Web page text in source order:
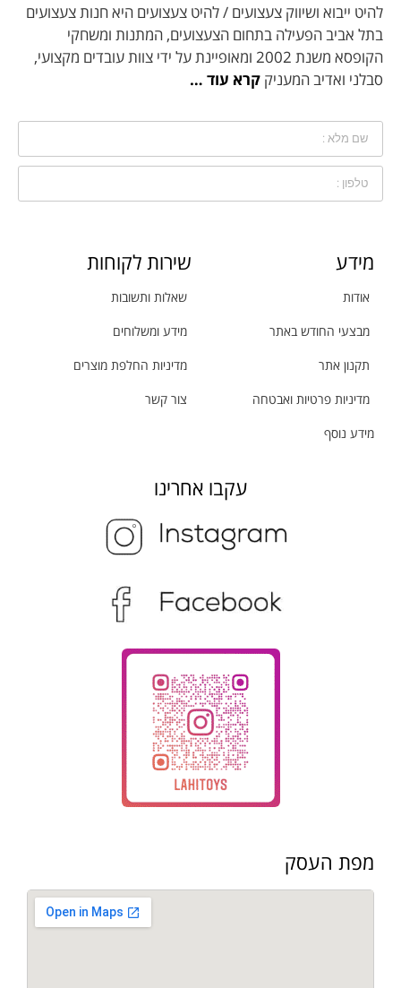
להיט ייבוא ושיווק צעצועים / להיט צעצועים היא חנות צעצועים
בתל אביב הפעילה בתחום הצעצועים, המתנות ומשחקי
הקופסא משנת 2002 ומאופיינת על ידי צוות עובדים מקצועי,
סבלני ואדיב המעניק קרא עוד …
מידע
אודות
מבצעי החודש באתר
תקנון אתר
מדיניות פרטיות ואבטחה
מידע נוסף
שירות לקוחות
שאלות ותשובות
מידע ומשלוחים
מדיניות החלפת מוצרים
צור קשר
עקבו אחרינו
מפת העסק